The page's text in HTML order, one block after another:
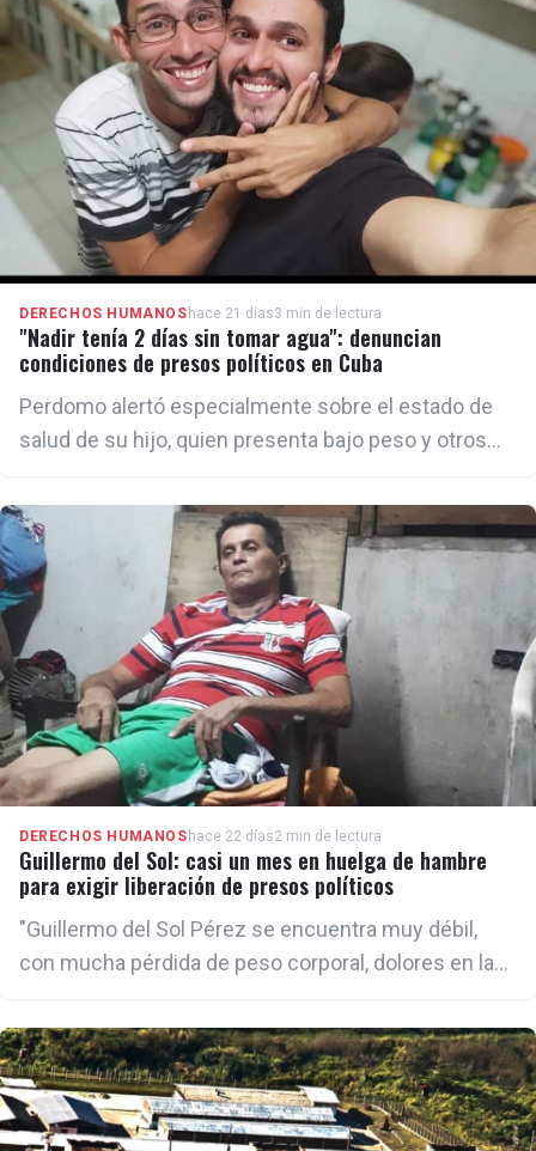
DERECHOS HUMANOS hace 21 días3 min de lectura
"Nadir tenía 2 días sin tomar agua": denuncian
condiciones de presos políticos en Cuba
Perdomo alertó especialmente sobre el estado de
salud de su hijo, quien presenta bajo peso y otros
representa un riesgo aún mayor debido a su
condición física y a las altas temperaturas
registradas en el país.
DERECHOS HUMANOS hace 22 días2 min de lectura
Guillermo del Sol: casi un mes en huelga de hambre
para exigir liberación de presos políticos
"Guillermo del Sol Pérez se encuentra muy débil,
con mucha pérdida de peso corporal, dolores en las
descompensada, debido a la diabetes, así como la
presión arterial descompensada tras 29 días en
huelga de hambre", declaró Morales a este medio.